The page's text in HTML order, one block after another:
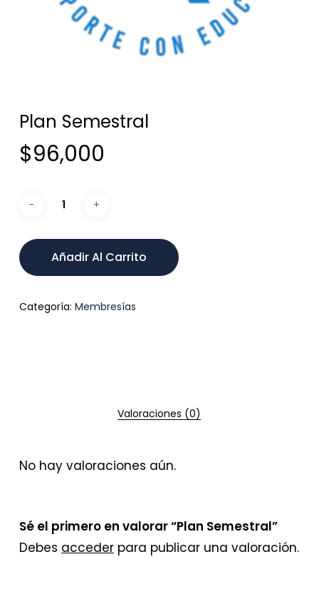
Plan Semestral
$96,000
Añadir Al Carrito
Categoría: Membresías
Valoraciones (0)
No hay valoraciones aún.
Sé el primero en valorar “Plan Semestral”
Debes accederpara publicar una valoración.